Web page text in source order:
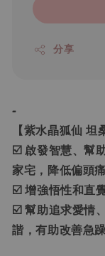
分享
-
【紫水晶狐仙 坦
☑️ 啟發智慧、幫
家宅，降低偏頭
☑️ 增強悟性和直
☑️ 幫助追求愛情
諧，有助改善急躁